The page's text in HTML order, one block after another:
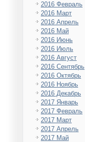
2016 Февраль
2016 Март
2016 Апрель
2016 Май
2016 Июнь
2016 Июль
2016 Август
2016 Сентябрь
2016 Октябрь
2016 Ноябрь
2016 Декабрь
2017 Январь
2017 Февраль
2017 Март
2017 Апрель
2017 Май